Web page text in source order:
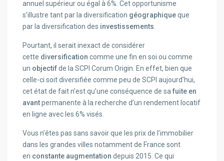
annuel supérieur ou égal à 6%. Cet opportunisme
s’illustre tant par la diversification géographiqueque
par la diversification des investissements
Pourtant, il serait inexact de considérer
cette diversificationcomme une fin en soi ou comme
un objectifde la SCPI Corum Origin. En effet, bien que
celle-ci soit diversifiée comme peu de SCPI aujourd’hui,
cet état de fait n’est qu’une conséquence de safuite en
avantpermanente à la recherche d’un rendement locatif
en ligne avec les 6% visés.
Vous n’êtes pas sans savoir que les prix de l’immobilier
dans les grandes villes notamment de France sont
en constante augmentation depuis 2015. Ce qui